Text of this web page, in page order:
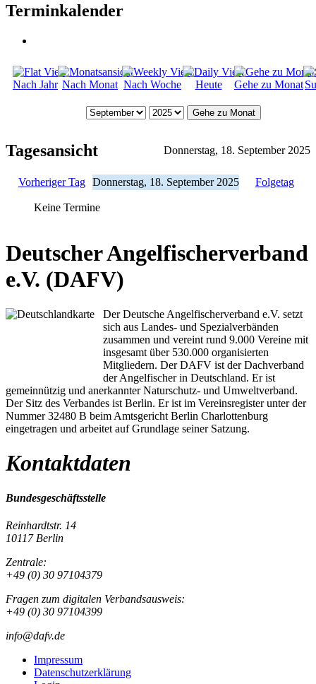
Terminkalender
Nach Jahr Nach Monat Nach Woche Heute Gehe zu Monat
Gehe zu Monat
Tagesansicht Donnerstag, 18. September 2025
Vorheriger Tag Donnerstag, 18. September 2025 Folgetag
Keine Termine
Deutscher Angelfischerverband
e.V. (DAFV)
Der Deutsche Angelfischerverband e.V. setzt
sich aus Landes- und Spezialverbänden
zusammen und vereint rund 9.000 Vereine mit
insgesamt über 530.000 organisierten
Mitgliedern. Der DAFV ist der Dachverband
der Angelfischer in Deutschland. Er ist
gemeinnützig und anerkannter Naturschutz- und Umweltverband.
Der Sitz des Verbandes ist Berlin. Er ist im Vereinsregister unter der
Nummer 32480 B beim Amtsgericht Berlin Charlottenburg
eingetragen und arbeitet auf Grundlage seiner Satzung.
Kontaktdaten
Bundesgeschäftsstelle
Reinhardtstr. 14
10117 Berlin
Zentrale:
+49 (0) 30 97104379
Fragen zum digitalen Verbandsausweis:
+49 (0) 30 97104399
info@dafv.de
Impressum
Datenschutzerklärung